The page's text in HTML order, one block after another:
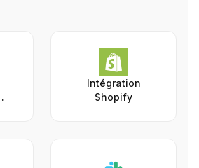
Intégration
Shopify